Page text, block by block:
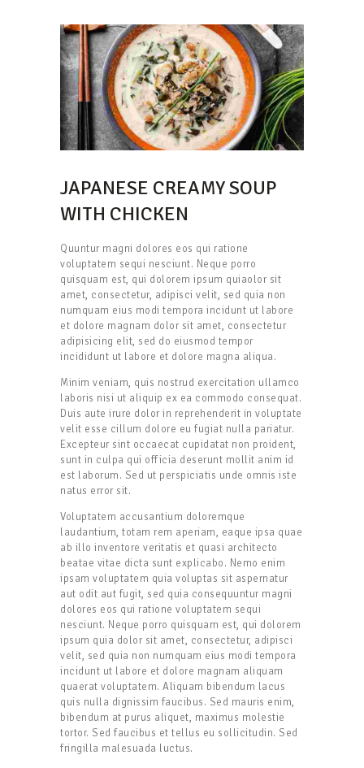
JAPANESE CREAMY SOUP
WITH CHICKEN
Quuntur magni dolores eos qui ratione
voluptatem sequi nesciunt. Neque porro
quisquam est, qui dolorem ipsum quiaolor sit
amet, consectetur, adipisci velit, sed quia non
numquam eius modi tempora incidunt ut labore
et dolore magnam dolor sit amet, consectetur
adipisicing elit, sed do eiusmod tempor
incididunt ut labore et dolore magna aliqua.
Minim veniam, quis nostrud exercitation ullamco
laboris nisi ut aliquip ex ea commodo consequat.
Duis aute irure dolor in reprehenderit in voluptate
velit esse cillum dolore eu fugiat nulla pariatur.
Excepteur sint occaecat cupidatat non proident,
sunt in culpa qui officia deserunt mollit anim id
est laborum. Sed ut perspiciatis unde omnis iste
natus error sit.
Voluptatem accusantium doloremque
laudantium, totam rem aperiam, eaque ipsa quae
ab illo inventore veritatis et quasi architecto
beatae vitae dicta sunt explicabo. Nemo enim
ipsam voluptatem quia voluptas sit aspernatur
aut odit aut fugit, sed quia consequuntur magni
dolores eos qui ratione voluptatem sequi
nesciunt. Neque porro quisquam est, qui dolorem
ipsum quia dolor sit amet, consectetur, adipisci
velit, sed quia non numquam eius modi tempora
incidunt ut labore et dolore magnam aliquam
quaerat voluptatem. Aliquam bibendum lacus
quis nulla dignissim faucibus. Sed mauris enim,
bibendum at purus aliquet, maximus molestie
tortor. Sed faucibus et tellus eu sollicitudin. Sed
fringilla malesuada luctus.